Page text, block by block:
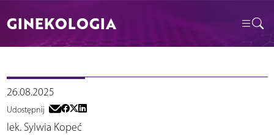
GINEKOLOGIA
26.08.2025
Udostępnij
lek. Sylwia Kopeć